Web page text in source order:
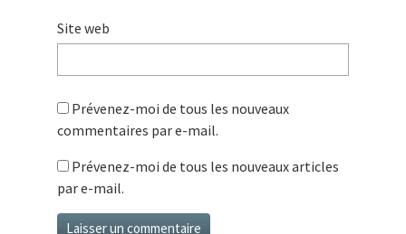
Site web
Prévenez-moi de tous les nouveaux
commentaires par e-mail.
Prévenez-moi de tous les nouveaux articles
par e-mail.